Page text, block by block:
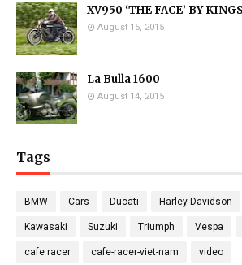
XV950 ‘THE FACE’ BY
August 15, 2015
La Bulla 1600
August 14, 2015
Tags
BMW Cars Ducati Harley Davidson
Kawasaki Suzuki Triumph Vespa
cafe racer cafe-racer-viet-nam video